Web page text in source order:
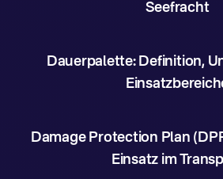
Seefracht
Dauerpalette: Definition,
Damage Protection Plan
Einsatz im